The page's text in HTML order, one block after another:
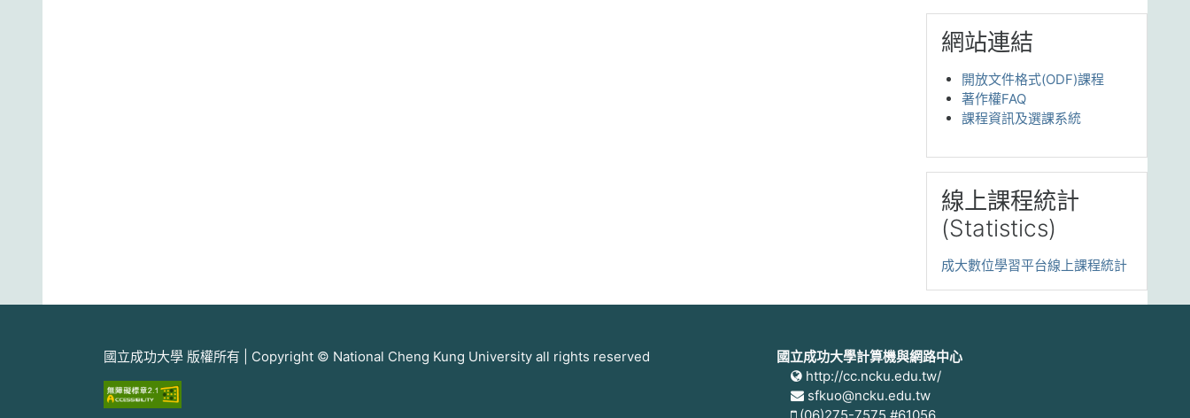
網站連結
開放文件格式(ODF)課程
著作權FAQ
課程資訊及選課系統
線上課程統計
(Statistics)
成大數位學習平台線上課程統計
國立成功大學 版權所有 | Copyright © National Cheng Kung University all rights reserved
國立成功大學計算機與網路中心
http://cc.ncku.edu.tw/
sfkuo@ncku.edu.tw